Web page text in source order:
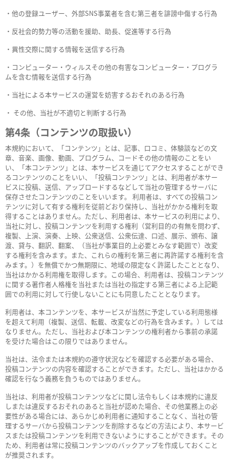
・他の登録ユーザー、外部SNS事業者を含む第三者を誹謗中傷する行為
・反社会的勢力等の活動を援助、助長、促進等する行為
・異性交際に関する情報を送信する行為
・コンピューター・ウィルスその他の有害なコンピューター・プログラ
ムを含む情報を送信する行為
・当社による本サービスの運営を妨害するおそれのある行為
・ その他、当社が不適切と判断する行為
第4条（コンテンツの取扱い）
本規約において、「コンテンツ」とは、記事、口コミ、体験談などの文
章、音楽、画像、動画、プログラム、コードその他の情報のことをい
い、「本コンテンツ」とは、本サービスを通じてアクセスすることができ
るコンテンツのことをいい、「投稿コンテンツ」とは、利用者が本サー
ビスに投稿、送信、アップロードするなどして当社の管理するサーバに
保存させたコンテンツのことをいいます。 利用者は、すべての投稿コン
テンツに対して有する権利を従前どおり保持し、当社がかかる権利を取
得することはありません。ただし、利用者は、本サービスの利用により、
当社に対し、投稿コンテンツを利用する権利（営利目的の有無を問わず、
複製、上演、演奏、上映、公衆送信、公衆伝達、口述、展示、頒布、譲
渡、貸与、翻訳、翻案、（当社が事業目的上必要とみなす範囲で）改変
する権利を含みます。また、これらの権利を第三者に再許諾する権利を含
みます。）を無償でかつ無期限に、地域の限定なく許諾したこととなり、
当社はかかる利用権を取得します。この場合、利用者は、投稿コンテンツ
に関する著作者人格権を当社または当社の指定する第三者による上記範
囲での利用に対して行使しないことにも同意したこととなります。
利用者は、本コンテンツを、本サービスが当然に予定している利用態様
を超えて利用（複製、送信、転載、改変などの行為を含みます。）しては
なりません。ただし、当社および本コンテンツの権利者から事前の承諾
を受けた場合はこの限りではありません。
当社は、法令または本規約の遵守状況などを確認する必要がある場合、
投稿コンテンツの内容を確認することができます。ただし、当社はかかる
確認を行なう義務を負うものではありません。
当社は、利用者が投稿コンテンツなどに関し法令もしくは本規約に違反
しまたは違反するおそれのあると当社が認めた場合、その他業務上の必
要性がある場合には、あらかじめ利用者に通知することなく、当社の管
理するサーバから投稿コンテンツを削除するなどの方法により、本サービ
スまたは投稿コンテンツを利用できないようにすることができます。その
ため、利用者は常に投稿コンテンツのバックアップを作成しておくこと
が推奨されます。